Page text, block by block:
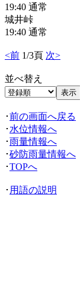
19:40 通常
城井峠
19:40 通常
<前 1/3頁 次>
並べ替え
･前の画面へ戻る
･ 水位情報へ
･雨量情報へ
･砂防雨量情報へ
･TOPへ
･ 用語の説明